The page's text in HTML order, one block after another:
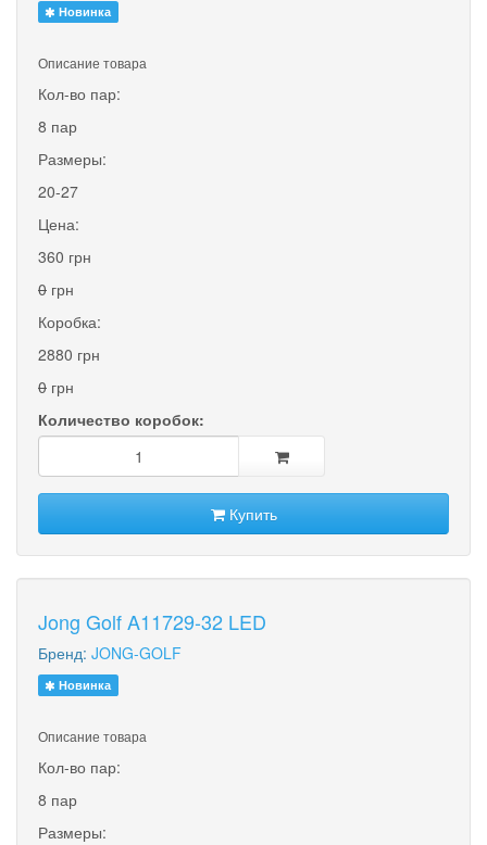
Новинка
Описание товара
Кол-во пар:
8 пар
Размеры:
20-27
Цена:
360 грн
0 грн
Коробка:
2880 грн
0 грн
Количество коробок:
Купить
Jong Golf A11729-32 LED
Бренд: JONG-GOLF
Новинка
Описание товара
Кол-во пар:
8 пар
Размеры: